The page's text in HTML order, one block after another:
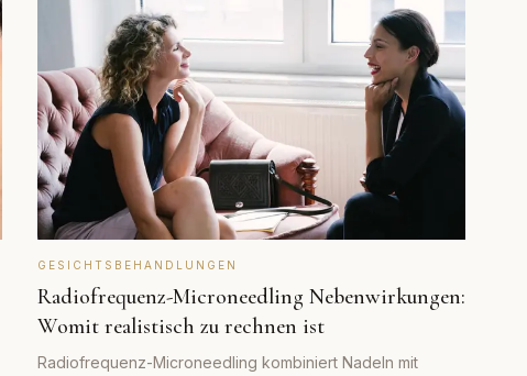
GESICHTSBEHANDLUNGEN
Radiofrequenz-Microneedling Nebenwirkungen:
Womit realistisch zu rechnen ist
Radiofrequenz-Microneedling kombiniert Nadeln mit